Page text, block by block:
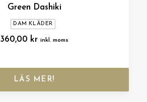
Green Dashiki
DAM KLÄDER
360,00 kr inkl. moms
LÄS MER!